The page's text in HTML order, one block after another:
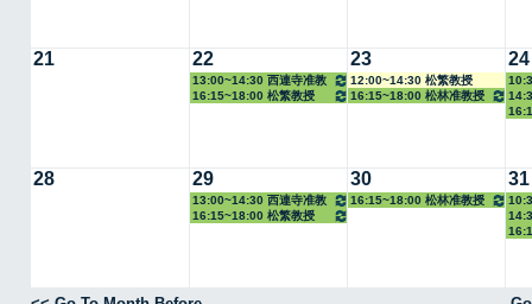
21 22
13:00~14:30 西連寺准教
授
16:15~18:00 松繁教授
23
12:00~14:30 松繁教授
16:15~18:00 松林准教授
24
28 29
13:00~14:30 西連寺准教
授
16:15~18:00 松繁教授
30
16:15~18:00 松林准教授
31